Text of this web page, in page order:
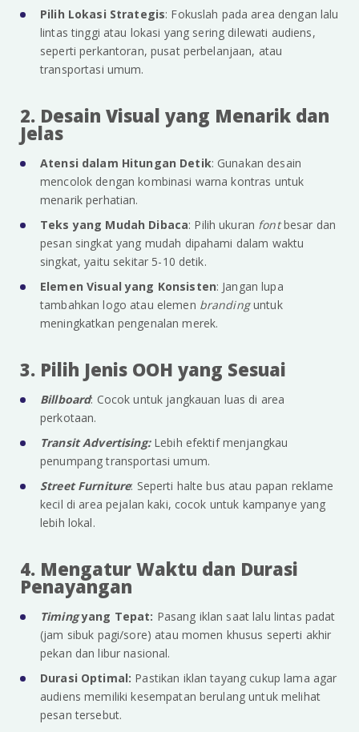
Pilih Lokasi Strategis: Fokuslah pada area dengan lalu
lintas tinggi atau lokasi yang sering dilewati audiens,
seperti perkantoran, pusat perbelanjaan, atau
transportasi umum.
2. Desain Visual yang Menarik dan
Jelas
Atensi dalam Hitungan Detik: Gunakan desain
mencolok dengan kombinasi warna kontras untuk
menarik perhatian.
Teks yang Mudah Dibaca: Pilih ukuran fontbesar dan
pesan singkat yang mudah dipahami dalam waktu
singkat, yaitu sekitar 5-10 detik.
Elemen Visual yang Konsisten: Jangan lupa
tambahkan logo atau elemen brandinguntuk
meningkatkan pengenalan merek.
3. Pilih Jenis OOH yang Sesuai
Billboard: Cocok untuk jangkauan luas di area
perkotaan.
Transit Advertising:Lebih efektif menjangkau
penumpang transportasi umum.
Street Furniture: Seperti halte bus atau papan reklame
kecil di area pejalan kaki, cocok untuk kampanye yang
lebih lokal.
4. Mengatur Waktu dan Durasi
Penayangan
Timingyang Tepat: Pasang iklan saat lalu lintas padat
(jam sibuk pagi/sore) atau momen khusus seperti akhir
pekan dan libur nasional.
Durasi Optimal: Pastikan iklan tayang cukup lama agar
audiens memiliki kesempatan berulang untuk melihat
pesan tersebut.